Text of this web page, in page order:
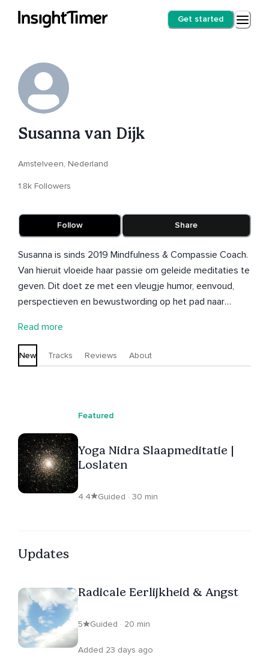
Get started
Susanna van Dijk
Amstelveen, Nederland
1.8k Followers
Follow Share
Susanna is sinds 2019 Mindfulness & Compassie Coach.
Van hieruit vloeide haar passie om geleide meditaties te
geven. Dit doet ze met een vleugje humor, eenvoud,
perspectieven en bewustwording op het pad naar
oplossingsgericht coachen, verdiept zich momenteel in
Zen meditatie en Traumasensitieve Mindfulness (TSM)
Tevens had ze de speciale en eervolle taak mensen in
exclusieve meditatie. www.susannavandijk.nl
Read more
New Tracks Reviews About
Featured
Yoga Nidra Slaapmeditatie |
Loslaten
4.4 Guided · 30 min
Updates
Radicale Eerlijkheid & Angst
5 Guided · 20 min
Added 23 days ago